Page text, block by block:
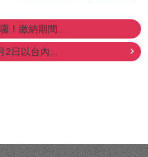
！繳納期間...
日以台內...